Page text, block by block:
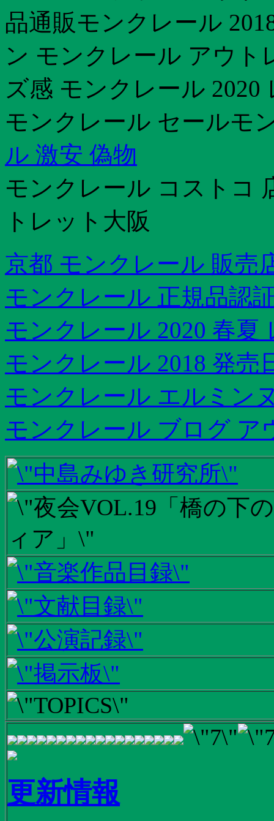
品通販モンクレール
ン モンクレール アウト
ズ感 モンクレール
モンクレール セールモ
ル 激安 偽物
モンクレール コストコ
トレット大阪
京都 モンクレール 販売
モンクレール 正規品認
モンクレール 2020 春夏
モンクレール 2018 発売
モンクレール エルミン
モンクレール ブログ ア
更新情報